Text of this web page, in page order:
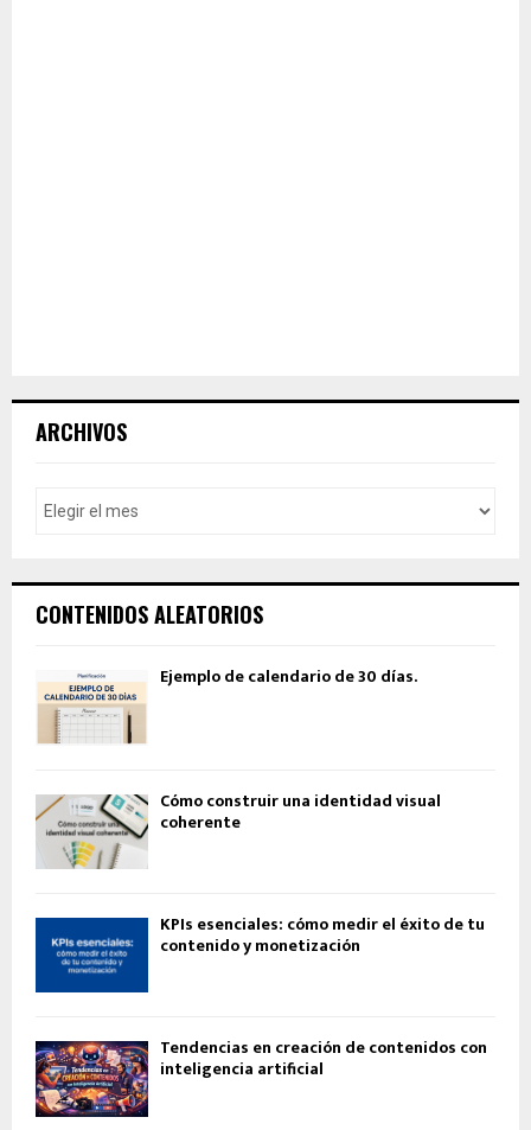
ARCHIVOS
CONTENIDOS ALEATORIOS
Ejemplo de calendario de 30 días.
Cómo construir una identidad visual
coherente
KPIs esenciales: cómo medir el éxito de tu
contenido y monetización
Tendencias en creación de contenidos con
inteligencia artificial